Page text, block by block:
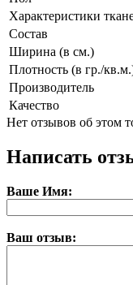
Характеристики
Состав
Ширина (в см.)
Плотность (в гр./
Производитель
Качество
Нет отзывов об этом
Написать
Ваше Имя:
Ваш отзыв: